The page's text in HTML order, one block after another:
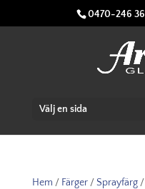
0470-246 36
Välj en sida
Hem / Färger/ Sprayfärg/